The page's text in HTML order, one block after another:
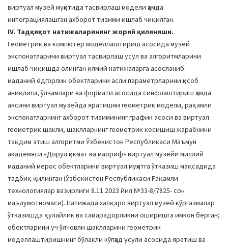
виртуал музей муҳитида тасвирлаш модели ҳамда
интеграциялашган ахборот тизими ишлаб чиқилган.
IV. Тадқиқот натижаларининг жорий қилиниши.
Геометрик ва компютер моделлаштириш асосида музей
экспонатларини виртуал тасвирлаш усул ва алгоритмларини
ишлаб чиқишда олинган илмий натижаларга асосланиб:
маданий ёдгорлик обектларини асли параметрларини ҳисоб
аниқлиги, ўлчамлари ва формати асосида синфлаштириш ҳамда
аксини виртуал музейда яратишни геометрик модели, рақамли
экспонатларнинг ахборот тизимининг график асоси ва виртуал
геометрик шакли, шаклларнинг геометрик кесишиш жараёнини
тақдим этиш алгоритми Ўзбекистон Республикаси Маъмун
академяси «Дорул ҳикмат ва маориф» виртуал музейи миллий
маданий мерос обектларини виртуал муҳитга ўтказиш мақсадида
тадбиқ қилинган (Ўзбекистон Республикаси Рақамли
технологиялар вазирлиги 8.11.2023 йил №33-8/7825- сон
маълумотномаси). Натижада халқаро виртуал музей кўргазмалар
ўтказишда қулайлик ва самарадорликни оширишга имкон берган;
обектларини уч ўлчовли шаклларини геометрик
моделлаштиришнинг бўлакли кўпҳад усули асосида яратиш ва